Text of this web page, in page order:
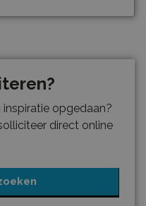
opgedaan?
direct online